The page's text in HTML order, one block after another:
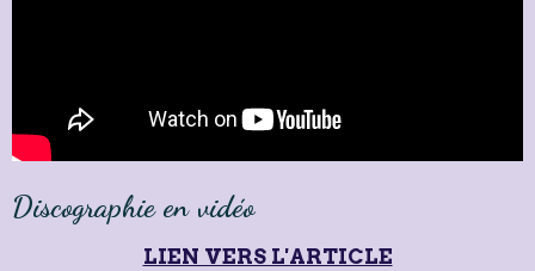
Discographie en vidéo
LIEN VERS L'ARTICLE